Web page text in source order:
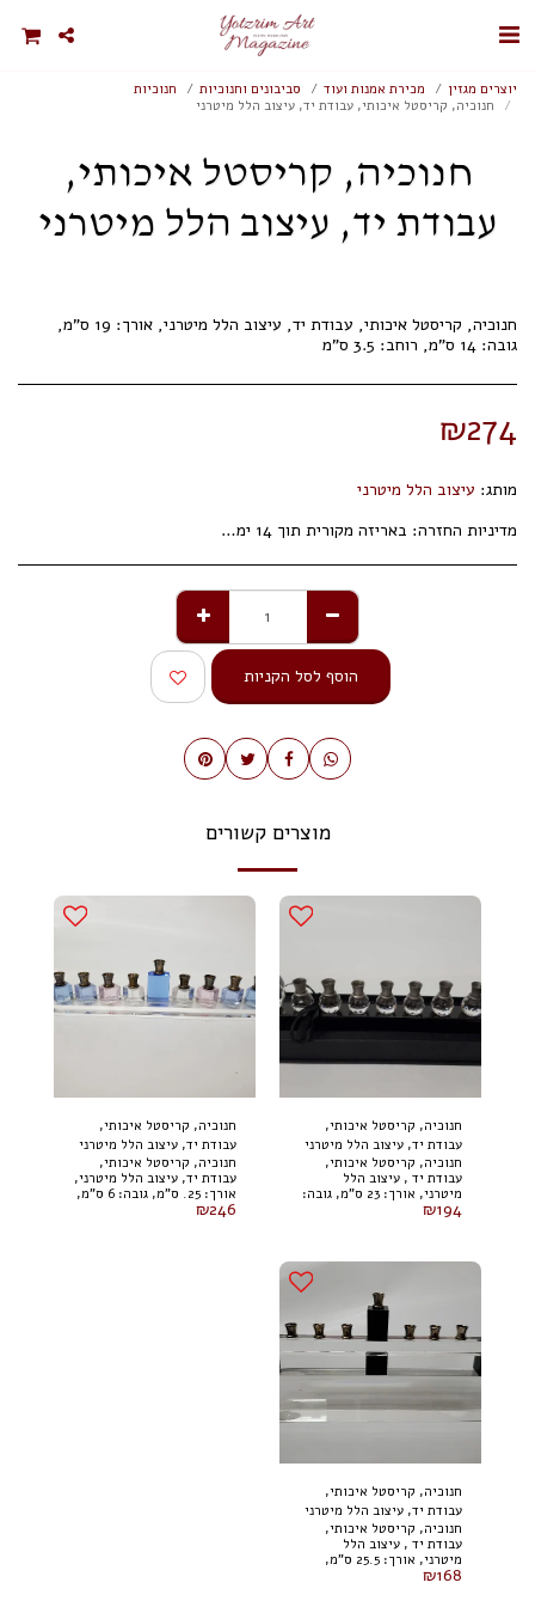
יוצרים מגזין מכירת אמנות ועוד סביבונים וחנוכיות
חנוכיות
חנוכיה, קריסטל איכותי, עבודת יד, עיצוב הלל מיטרני
חנוכיה, קריסטל איכותי,
עבודת יד, עיצוב הלל מיטרני
חנוכיה, קריסטל איכותי, עבודת יד, עיצוב הלל מיטרני, אורך: 19 ס"מ,
גובה: 14 ס"מ, רוחב: 3.5 ס"מ
₪274
מותג: עיצוב הלל מיטרני
מדיניות החזרה: באריזה מקורית תוך 14 ימי עסקים.
הוסף לסל הקניות
מוצרים קשורים
חנוכיה, קריסטל איכותי,
עבודת יד, עיצוב הלל מיטרני
חנוכיה, קריסטל איכותי,
עבודת יד , עיצוב הלל
מיטרני, אורך: 23 ס"מ, גובה:
9.5 ס"מ, רוחב: 2.5 ס"מ ₪194
חנוכיה, קריסטל איכותי,
עבודת יד, עיצוב הלל מיטרני
חנוכיה, קריסטל איכותי,
עבודת יד, עיצוב הלל מיטרני,
אורך: 25. ס"מ, גובה: 6 ס"מ,
רוחב: 4 ס"מ₪246
חנוכיה, קריסטל איכותי,
עבודת יד, עיצוב הלל מיטרני
חנוכיה, קריסטל איכותי,
עבודת יד , עיצוב הלל
מיטרני, אורך: 25.5 ס"מ,
גובה: 13.5 ס"מ, רוחב: 3 ס"מ₪168